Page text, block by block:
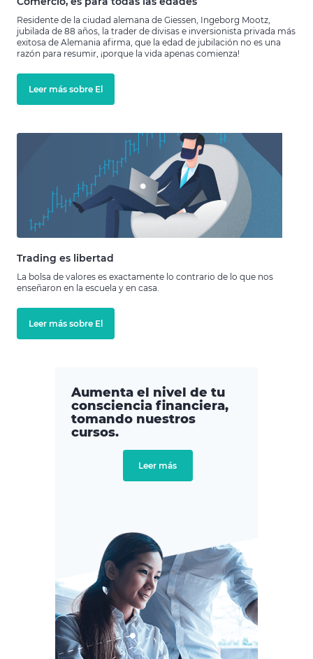
Residente de la ciudad alemana de Giessen, Ingeborg Mootz,
jubilada de 88 años, la trader de divisas e inversionista privada más
exitosa de Alemania afirma, que la edad de jubilación no es una
razón para resumir, ¡porque la vida apenas comienza!
Leer más sobre El
Trading es libertad
La bolsa de valores es exactamente lo contrario de lo que nos
enseñaron en la escuela y en casa.
Leer más sobre El
Aumenta el nivel de tu
consciencia financiera,
tomando nuestros
cursos.
Leer más